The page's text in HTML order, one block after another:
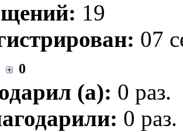
19
07
0
(а): 0 раз.
0 раз.